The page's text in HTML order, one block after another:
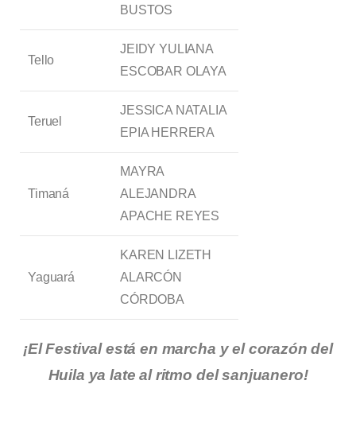
BUSTOS
Tello
JEIDY YULIANA
ESCOBAR OLAYA
Teruel
JESSICA NATALIA
EPIA HERRERA
Timaná
MAYRA
ALEJANDRA
APACHE REYES
Yaguará
KAREN LIZETH
ALARCÓN
CÓRDOBA
¡El Festival está en marcha y el corazón del
Huila ya late al ritmo del sanjuanero!